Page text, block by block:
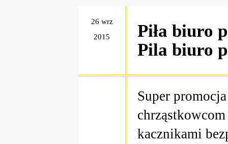
26 wrz
2015
Piła biuro
Pila biuro
Super
kacznikami